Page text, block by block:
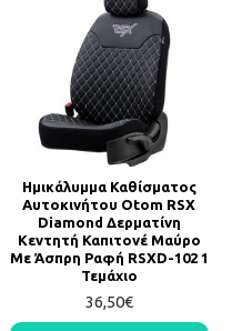
Ημικάλυμμα Καθίσματος
Αυτοκινήτου Otom RSX
Diamond Δερματίνη
Κεντητή Καπιτονέ Μαύρο
Με Άσπρη Ραφή RSXD-102 1
Τεμάχιο
36,50€